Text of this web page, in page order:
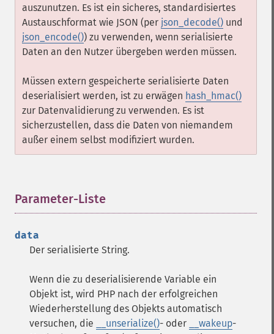
auszunutzen. Es ist ein sicheres, standardisiertes
Austauschformat wie JSON (per json_decode() und
json_encode()) zu verwenden, wenn serialisierte
Daten an den Nutzer übergeben werden müssen.
Müssen extern gespeicherte serialisierte Daten
deserialisiert werden, ist zu erwägen hash_hmac()
zur Datenvalidierung zu verwenden. Es ist
sicherzustellen, dass die Daten von niemandem
außer einem selbst modifiziert wurden.
Parameter-Liste
data
Der serialisierte String.
Wenn die zu deserialisierende Variable ein
Objekt ist, wird PHP nach der erfolgreichen
Wiederherstellung des Objekts automatisch
versuchen, die
__unserialize()- oder __wakeup-